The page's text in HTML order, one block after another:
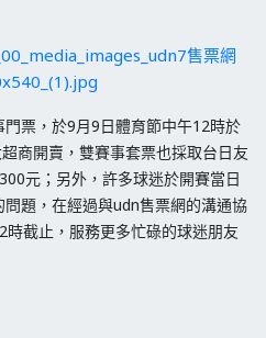
門票，於9月9日體育節中午12時於
商開賣，雙賽事套票也採取台日友
元；另外，許多球迷於開賽當日
題，在經過與udn售票網的溝通協
截止，服務更多忙碌的球迷朋友